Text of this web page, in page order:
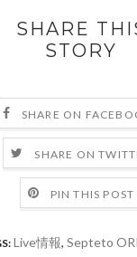
SHARE
STORY
SHARE ON
SHARE ON
PIN THIS POST
Live情報, Septeto